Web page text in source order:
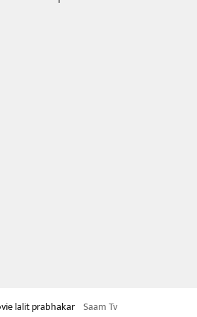
lalit prabhakar Saam Tv